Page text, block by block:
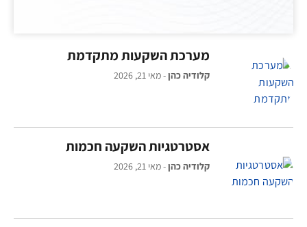
מערכת השקעות מתקדמת
קלודיה כהן מאי 21, 2026
אסטרטגיות השקעה חכמות
קלודיה כהן מאי 21, 2026